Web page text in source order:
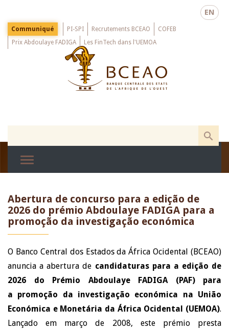
main
EN
Menu
Top
Communiqué PI-SPI Recrutements BCEAO
COFEB
Prix Abdoulaye FADIGA
Les FinTech dans l'UEMOA
Abertura de concurso para a edição de
2026 do prémio Abdoulaye FADIGA para a
promoção da investigação económica
O Banco Central dos Estados da África Ocidental (BCEAO)
anuncia a abertura de candidaturas para a edição de
2026 do Prémio Abdoulaye FADIGA (PAF) para
a promoção da investigação económica na União
Económica e Monetária da África Ocidental (UEMOA).
Lançado em março de 2008, este prémio presta